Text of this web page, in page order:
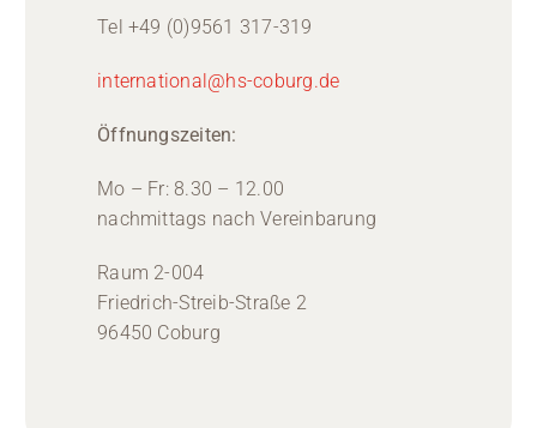
Tel +49 (0)9561 317-319
international@hs-coburg.de
Öffnungszeiten:
Mo – Fr: 8.30 – 12.00
nachmittags nach Vereinbarung
Raum 2-004
Friedrich-Streib-Straße 2
96450 Coburg